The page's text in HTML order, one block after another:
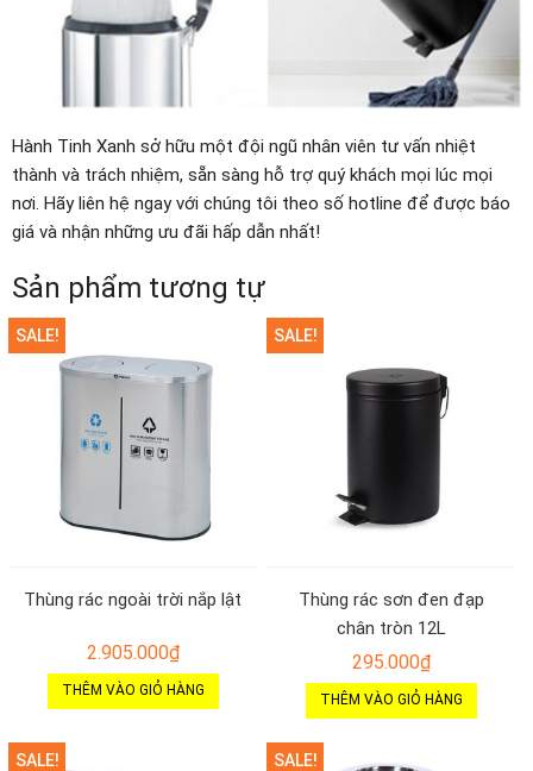
Hành Tinh Xanh sở hữu một đội ngũ nhân viên tư vấn nhiệt
thành và trách nhiệm, sẵn sàng hỗ trợ quý khách mọi lúc mọi
nơi. Hãy liên hệ ngay với chúng tôi theo số hotline để được báo
giá và nhận những ưu đãi hấp dẫn nhất!
Sản phẩm tương tự
SALE!
Thùng rác ngoài trời nắp lật
2.905.000₫
THÊM VÀO GIỎ HÀNG
SALE!
Thùng rác sơn đen đạp
chân tròn 12L
295.000₫
THÊM VÀO GIỎ HÀNG
SALE! SALE!